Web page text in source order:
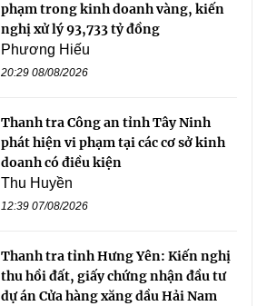
phạm trong kinh doanh vàng, kiến
nghị xử lý 93,733 tỷ đồng
Phương Hiếu
20:29 08/08/2026
Thanh tra Công an tỉnh Tây Ninh
phát hiện vi phạm tại các cơ sở kinh
doanh có điều kiện
Thu Huyền
12:39 07/08/2026
Thanh tra tỉnh Hưng Yên: Kiến nghị
thu hồi đất, giấy chứng nhận đầu tư
dự án Cửa hàng xăng dầu Hải Nam